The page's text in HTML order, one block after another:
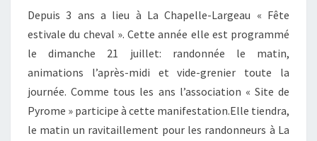
Depuis 3 ans a lieu à La Chapelle-Largeau « Fête
estivale du cheval ». Cette année elle est programmé
le dimanche 21 juillet: randonnée le matin,
animations l’après-midi et vide-grenier toute la
journée. Comme tous les ans l’association « Site de
Pyrome » participe à cette manifestation.Elle tiendra,
le matin un ravitaillement pour les randonneurs à La